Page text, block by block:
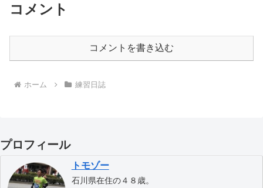
コメント
コメントを書き込む
ホーム 練習日誌
プロフィール
トモゾー
石川県在住の４８歳。